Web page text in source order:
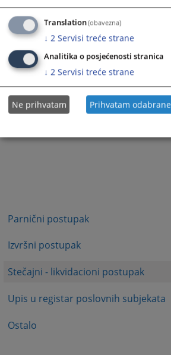
Parnični postupak
Izvršni postupak
Stečajni - likvidacioni postupak
Upis u registar poslovnih subjekata
Ostalo
Translation(obavezna)
↓ 2 Servisi treće strane
Analitika o posjećenosti stranica
↓ 2 Servisi treće strane
Ne prihvatam Prihvatam odabrane